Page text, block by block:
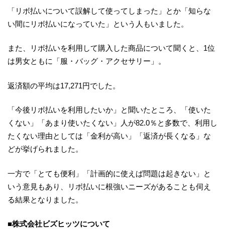
「リボ払いについて誤解して使ってしまった」とか「知らな
い間にリボ払いになっていた」という人もいました。
また、リボ払いを利用して購入した商品について聞くと、1位
は男女ともに「服・バッグ・アクセサリー」。
返済額の平均は17,271円でした。
「今後リボ払いを利用したいか」と聞いたところ、「使いた
くない」「あまり使いたくない」人が82.0％と多数で、利用し
たくない理由としては「金利が高い」「返済が長くなる」な
どが挙げられました。
一方で「とても便利」「計画的に使えば問題は起きない」と
いう意見もあり、リボ払いに根強いニーズがあることも伺え
る結果となりました。
■株式会社ビズヒッツについて